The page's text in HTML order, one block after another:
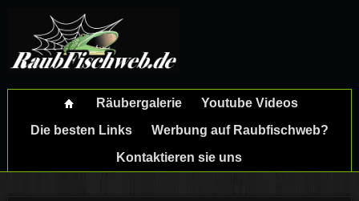
Räubergalerie
Youtube Videos
Die besten Links
Werbung auf Raubfischweb?
Kontaktieren sie uns